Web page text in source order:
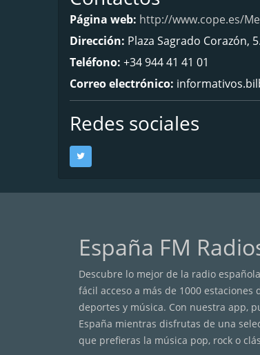
Página web: http://www.cope.es/
Dirección: Plaza Sagrado Corazón,
Teléfono: +34 944 41 41 01
Correo electrónico:
Redes sociales
España FM
Descubre lo mejor de la radio
fácil acceso a más de 1000
deportes y música. Con nuestra app,
España mientras disfrutas de una
que prefieras la música pop, rock o